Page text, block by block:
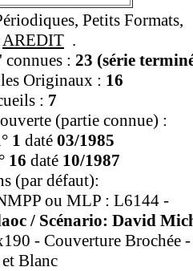
Petits Formats,
AREDIT .
connues : 23 (série
Originaux : 16
: 7
(partie connue) :
1 daté 03/1985
16 daté 10/1987
(par défaut):
ou MLP : L6144 -
/ Scénario: David
- Couverture Brochée -
Blanc